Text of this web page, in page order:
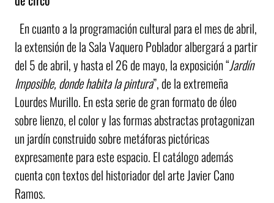
En cuanto a la programación cultural para el mes de abril,
la extensión de la Sala Vaquero Poblador albergará a partir
del 5 de abril, y hasta el 26 de mayo, la exposición “Jardín
Imposible, donde habita la pintura”, de la extremeña
Lourdes Murillo. En esta serie de gran formato de óleo
sobre lienzo, el color y las formas abstractas protagonizan
un jardín construido sobre metáforas pictóricas
expresamente para este espacio. El catálogo además
cuenta con textos del historiador del arte Javier Cano
Ramos.